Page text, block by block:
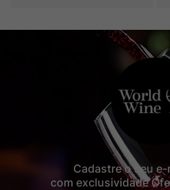
Cadastre o seu
com exclusividade